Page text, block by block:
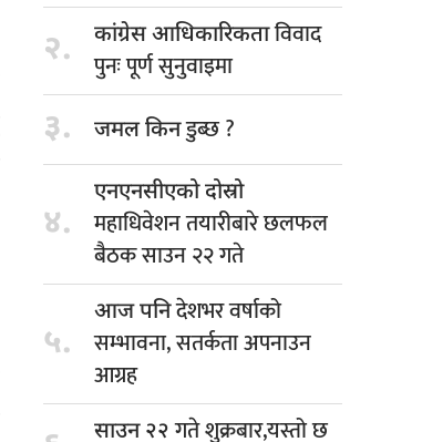
२. कांग्रेस आधिकारिकताविवाद
पुनः पूर्ण सुनुवाइमा
३. जमल किनडुब्छ ?
४.
एनएनसीएको दोस्रो
महाधिवेशन तयारीबारे छलफल
बैठक साउन २२ गते
५.
आज पनिदेशभर वर्षाको
सम्भावना, सतर्कता अपनाउन
आग्रह
साउन २२गते शुक्रबार,यस्तो छ